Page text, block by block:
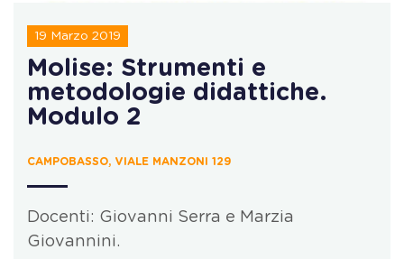
19 Marzo 2019
Molise: Strumenti e
metodologie didattiche.
Modulo 2
CAMPOBASSO, VIALE MANZONI 129
Docenti: Giovanni Serra e Marzia
Giovannini.